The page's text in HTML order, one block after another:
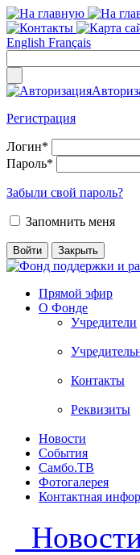
English Français
Регистрация
Логин*
Пароль*
Забыли свой пароль?
Запомнить меня
Прямой эфир
О Фонде
Учредители
Контакты
Реквизиты
Новости
События
Самбо.ТВ
Фотогалерея
Контактная